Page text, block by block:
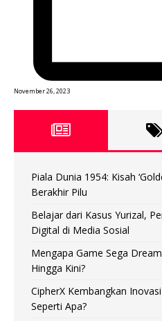
November 26, 2023
Piala Dunia 1954: Kisah
Berakhir Pilu
Belajar dari Kasus Yurizal,
Digital di Media Sosial
Mengapa Game Sega
Hingga Kini?
CipherX Kembangkan
Seperti Apa?